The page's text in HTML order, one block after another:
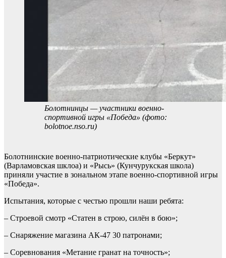
Болотнинцы — участники военно-
спортивной игры «Победа» (фото:
bolotnoe.nso.ru)
Болотнинские военно-патриотические клубы «Беркут»
(Варламовская шклоа) и «Рысь» (Кунчурукская школа)
приняли участие в зональном этапе военно-спортивной игры
«Победа».
Испытания, которые с честью прошли наши ребята:
– Строевой смотр «Статен в строю, силён в бою»;
– Снаряжение магазина АК-47 30 патронами;
– Соревнования «Метание гранат на точность»;